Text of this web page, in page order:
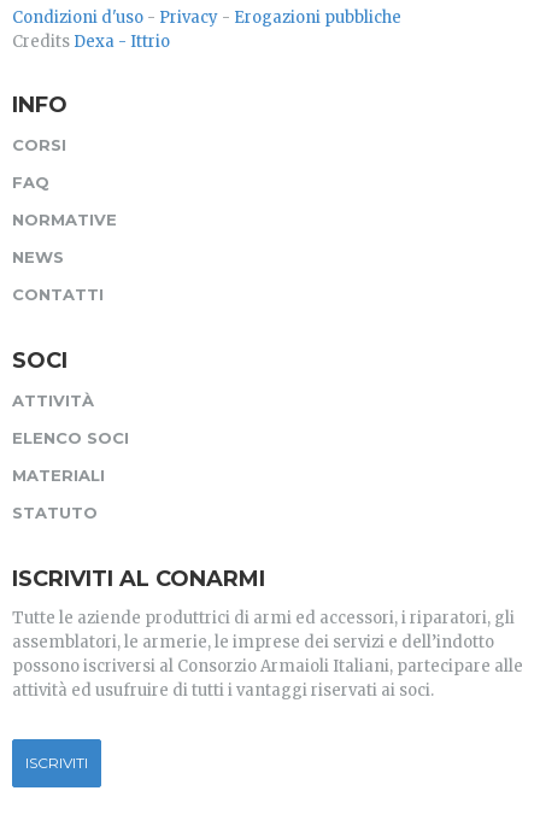
Condizioni d'uso - Privacy - Erogazioni pubbliche
Credits Dexa - Ittrio
INFO
CORSI
FAQ
NORMATIVE
NEWS
CONTATTI
SOCI
ATTIVITÀ
ELENCO SOCI
MATERIALI
STATUTO
ISCRIVITI AL CONARMI
Tutte le aziende produttrici di armi ed accessori, i riparatori, gli
assemblatori, le armerie, le imprese dei servizi e dell’indotto
possono iscriversi al Consorzio Armaioli Italiani, partecipare alle
attività ed usufruire di tutti i vantaggi riservati ai soci.
ISCRIVITI